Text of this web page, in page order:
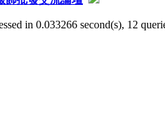
in 0.033266 second(s), 12